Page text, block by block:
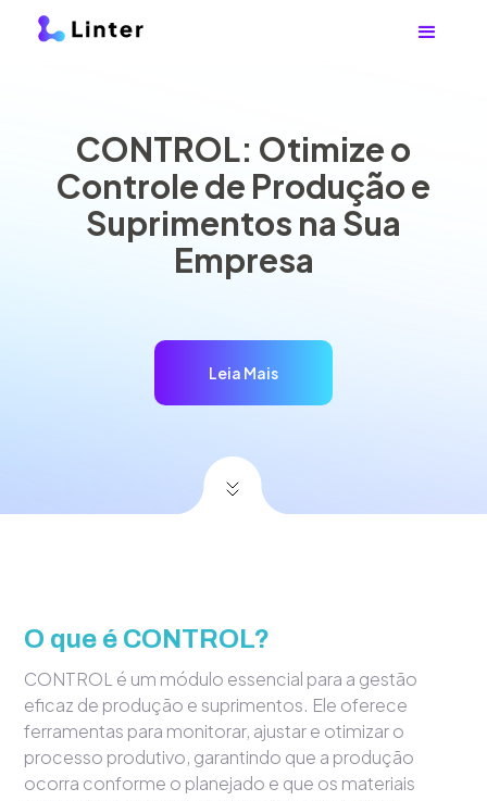
CONTROL: Otimize o
Controle de Produção e
Suprimentos na Sua
Empresa
Leia Mais
O que é CONTROL?
CONTROL é um módulo essencial para a gestão
eficaz de produção e suprimentos. Ele oferece
ferramentas para monitorar, ajustar e otimizar o
processo produtivo, garantindo que a produção
ocorra conforme o planejado e que os materiais